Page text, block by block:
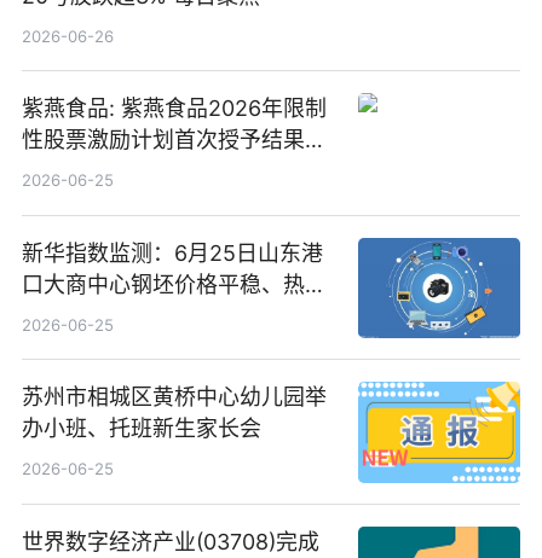
2026-06-26
紫燕食品: 紫燕食品2026年限制
性股票激励计划首次授予结果公
告-微资讯
2026-06-25
新华指数监测：6月25日山东港
口大商中心钢坯价格平稳、热轧
C料价格微幅下跌
2026-06-25
苏州市相城区黄桥中心幼儿园举
办小班、托班新生家长会
2026-06-25
世界数字经济产业(03708)完成